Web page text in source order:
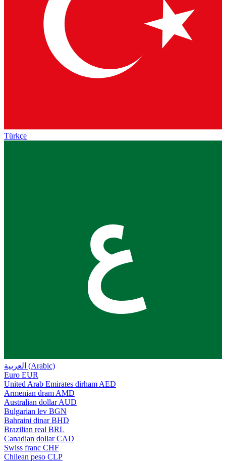
Türkçe
ع
العربية (Arabic)
Euro EUR
United Arab Emirates dirham AED
Armenian dram AMD
Australian dollar AUD
Bulgarian lev BGN
Bahraini dinar BHD
Brazilian real BRL
Canadian dollar CAD
Swiss franc CHF
Chilean peso CLP